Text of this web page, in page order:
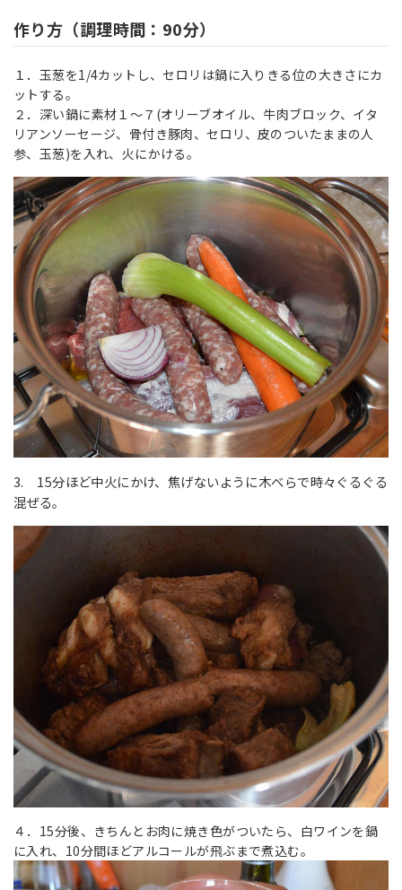
作り方（調理時間：90分）
１．玉葱を1/4カットし、セロリは鍋に入りきる位の大きさにカ
ットする。
２．深い鍋に素材１～７(オリーブオイル、牛肉ブロック、イタ
リアンソーセージ、骨付き豚肉、セロリ、皮のついたままの人
参、玉葱)を入れ、火にかける。
3. 15分ほど中火にかけ、焦げないように木べらで時々ぐるぐる
混ぜる。
４．15分後、きちんとお肉に焼き色がついたら、白ワインを鍋
に入れ、10分間ほどアルコールが飛ぶまで煮込む。